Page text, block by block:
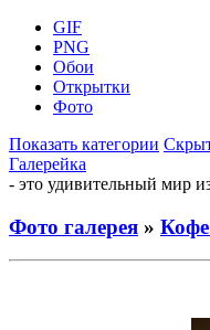
GIF
PNG
Обои
Открытки
Фото
Показать категории
Галерейка
- это удивительный мир
Фото галерея »